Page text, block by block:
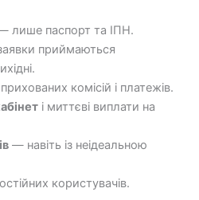
лише паспорт та ІПН.
приймаються
комісій і платежів.
і миттєві виплати на
— навіть із неідеальною
користувачів.